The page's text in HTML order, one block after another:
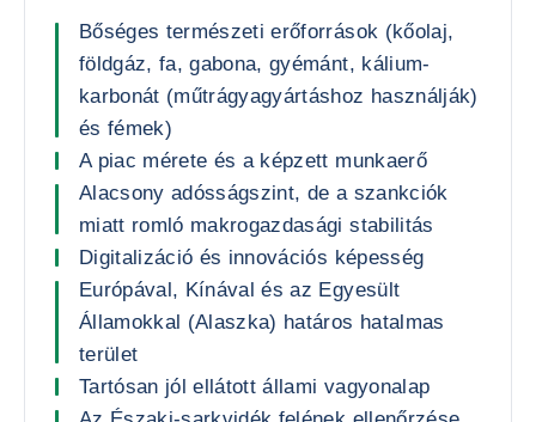
Bőséges természeti erőforrások (kőolaj,
földgáz, fa, gabona, gyémánt, kálium-
karbonát (műtrágyagyártáshoz használják)
és fémek)
A piac mérete és a képzett munkaerő
Alacsony adósságszint, de a szankciók
miatt romló makrogazdasági stabilitás
Digitalizáció és innovációs képesség
Európával, Kínával és az Egyesült
Államokkal (Alaszka) határos hatalmas
terület
Tartósan jól ellátott állami vagyonalap